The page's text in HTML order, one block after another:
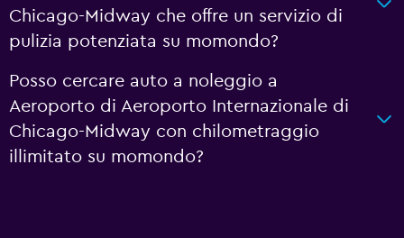
Chicago-Midway che offre un servizio di
pulizia potenziata su momondo?
Posso cercare auto a noleggio a
Aeroporto di Aeroporto Internazionale di
Chicago-Midway con chilometraggio
illimitato su momondo?